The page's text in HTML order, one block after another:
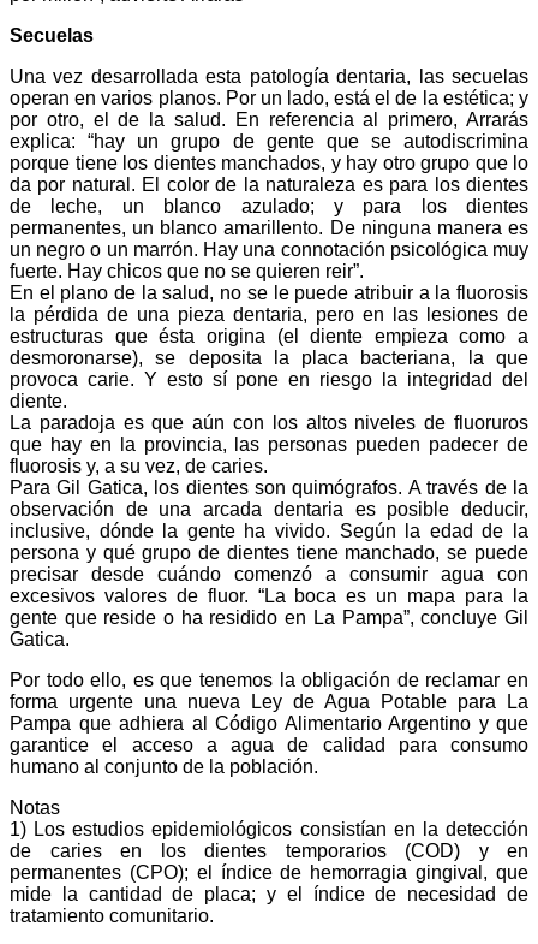
Secuelas
Una vez desarrollada esta patología dentaria, las secuelas
operan en varios planos. Por un lado, está el de la estética; y
por otro, el de la salud. En referencia al primero, Arrarás
explica: “hay un grupo de gente que se autodiscrimina
porque tiene los dientes manchados, y hay otro grupo que lo
da por natural. El color de la naturaleza es para los dientes
de leche, un blanco azulado; y para los dientes
permanentes, un blanco amarillento. De ninguna manera es
un negro o un marrón. Hay una connotación psicológica muy
fuerte. Hay chicos que no se quieren reir”.
En el plano de la salud, no se le puede atribuir a la fluorosis
la pérdida de una pieza dentaria, pero en las lesiones de
estructuras que ésta origina (el diente empieza como a
desmoronarse), se deposita la placa bacteriana, la que
provoca carie. Y esto sí pone en riesgo la integridad del
diente.
La paradoja es que aún con los altos niveles de fluoruros
que hay en la provincia, las personas pueden padecer de
fluorosis y, a su vez, de caries.
Para Gil Gatica, los dientes son quimógrafos. A través de la
observación de una arcada dentaria es posible deducir,
inclusive, dónde la gente ha vivido. Según la edad de la
persona y qué grupo de dientes tiene manchado, se puede
precisar desde cuándo comenzó a consumir agua con
excesivos valores de fluor. “La boca es un mapa para la
gente que reside o ha residido en La Pampa”, concluye Gil
Gatica.
Por todo ello, es que tenemos la obligación de reclamar en
forma urgente una nueva Ley de Agua Potable para La
Pampa que adhiera al Código Alimentario Argentino y que
garantice el acceso a agua de calidad para consumo
humano al conjunto de la población.
Notas
1) Los estudios epidemiológicos consistían en la detección
de caries en los dientes temporarios (COD) y en
permanentes (CPO); el índice de hemorragia gingival, que
mide la cantidad de placa; y el índice de necesidad de
tratamiento comunitario.